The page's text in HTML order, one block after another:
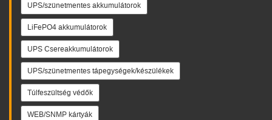
UPS/szünetmentes akkumulátorok
LiFePO4 akkumulátorok
UPS Csereakkumulátorok
UPS/szünetmentes tápegységek/készülékek
Túlfeszültség védők
WEB/SNMP kártyák